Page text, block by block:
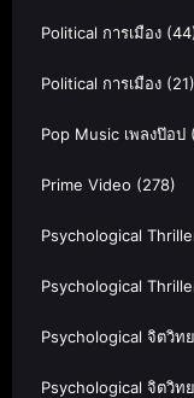
Political การเมือง
Political การเมือง (21)
Pop Music เพลงป๊อป
Prime Video (278)
Psychological
Psychological
Psychological จิตวิท
Psychological จิตวิท